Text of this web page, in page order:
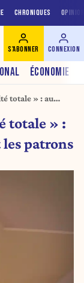
CHRONIQUES
ÉCONOMIE
S'ABONNER CONNEXION
totale » : au
totale » :
patrons